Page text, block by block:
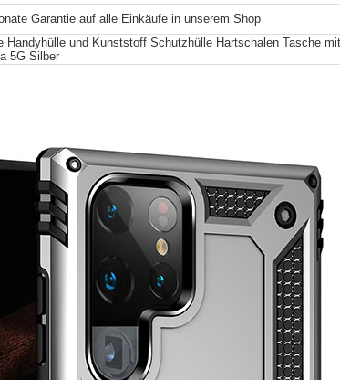
Garantie auf alle Einkäufe in unserem Shop
Handyhülle und Kunststoff Schutzhülle Hartschalen Tasche
5G Silber